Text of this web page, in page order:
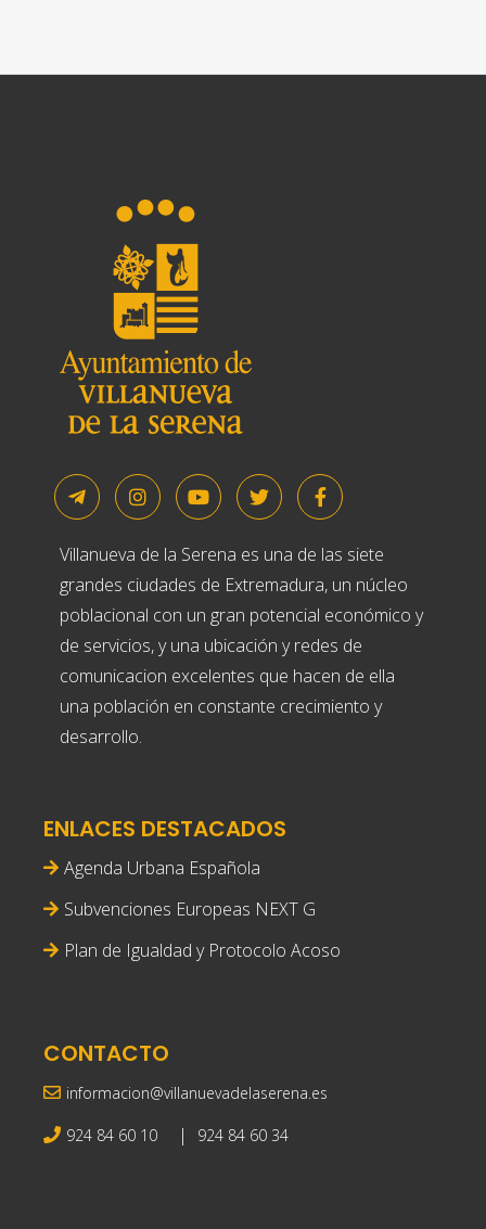
Villanueva de la Serena es una de las siete
grandes ciudades de Extremadura, un núcleo
poblacional con un gran potencial económico y
de servicios, y una ubicación y redes de
comunicacion excelentes que hacen de ella
una población en constante crecimiento y
desarrollo.
ENLACES DESTACADOS
Agenda Urbana Española
Subvenciones Europeas NEXT G
Plan de Igualdad y Protocolo Acoso
CONTACTO
informacion@villanuevadelaserena.es
924 84 60 10 | 924 84 60 34